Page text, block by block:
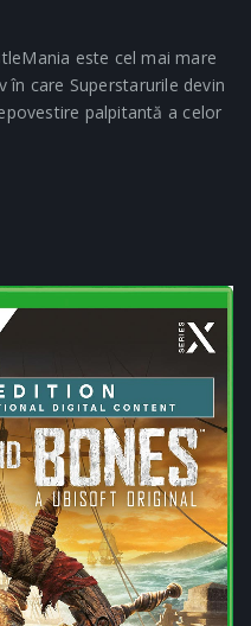
este cel mai mare
care Superstarurile devin
palpitantă a celor